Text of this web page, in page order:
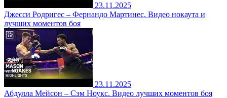
23.11.2025
Джесси Родригес – Фернандо Мартинес. Видео нокаута и
лучших моментов боя
23.11.2025
Абдулла Мейсон – Сэм Ноукс. Видео лучших моментов боя